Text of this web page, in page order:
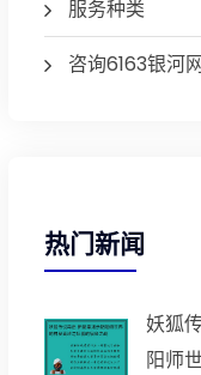
服务种类
咨询6163银河
热门新闻
妖狐
阳师